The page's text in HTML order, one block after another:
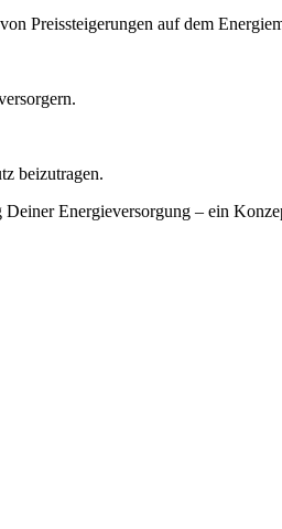
Preissteigerungen auf dem
beizutragen.
Energieversorgung – ein